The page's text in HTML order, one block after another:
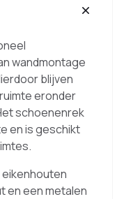
wandmontage
blijven
eronder
schoenenrek
en is geschikt
en een metalen